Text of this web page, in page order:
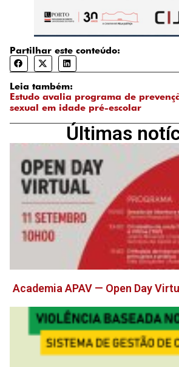
Partilhar este conteúdo:
Leia também:
Estudo avalia programa de
sexual em idade pré-escolar
Últimas
Academia APAV — Open Day